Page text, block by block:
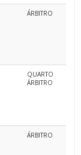
ÁRBITRO
QUARTO
ÁRBITRO
ÁRBITRO